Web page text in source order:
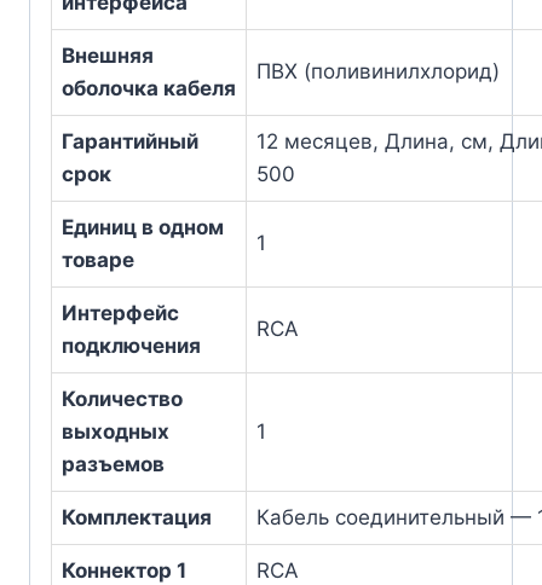
Внешняя
оболочка кабеля
ПВХ (поливинилхлорид)
Гарантийный
срок
12 месяцев, Длина, см,
500
Единиц в одном
товаре
1
Интерфейс
подключения
RCA
Количество
выходных
разъемов
1
Комплектация Кабель соединительный —
Коннектор 1 RCA